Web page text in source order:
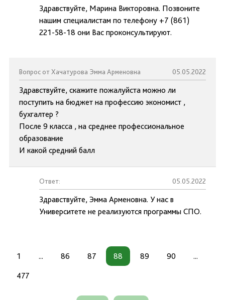
Здравствуйте, Марина Викторовна. Позвоните
нашим специалистам по телефону +7 (861)
221-58-18 они Вас проконсультируют.
Вопрос от Хачатурова Эмма Арменовна 05.05.2022
Здравствуйте, скажите пожалуйста можно ли
поступить на бюджет на профессию экономист ,
бухгалтер ?
После 9 класса , на среднее профессиональное
образование
И какой средний балл
Ответ: 05.05.2022
Здравствуйте, Эмма Арменовна. У нас в
Университете не реализуются программы СПО.
1 ... 86 87 88 89 90 ...
477